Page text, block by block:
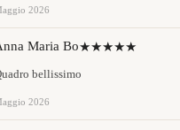
2026
Maria Bo★★★★★
bellissimo
2026